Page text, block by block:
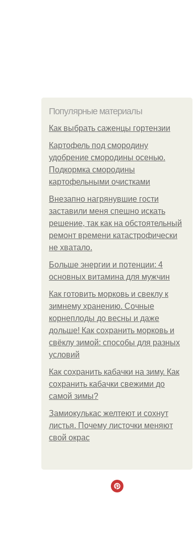
Популярные материалы
Как выбрать саженцы гортензии
Картофель под смородину
удобрение смородины осенью.
Подкормка смородины
картофельными очистками
Внезапно нагрянувшие гости
заставили меня спешно искать
решение, так как на обстоятельный
ремонт времени катастрофически
не хватало.
Больше энергии и потенции: 4
основных витамина для мужчин
Как готовить морковь и свеклу к
зимнему хранению. Сочные
корнеплоды до весны и даже
дольше! Как сохранить морковь и
свёклу зимой: способы для разных
условий
Как сохранить кабачки на зиму. Как
сохранить кабачки свежими до
самой зимы?
Замиокулькас желтеют и сохнут
листья. Почему листочки меняют
свой окрас